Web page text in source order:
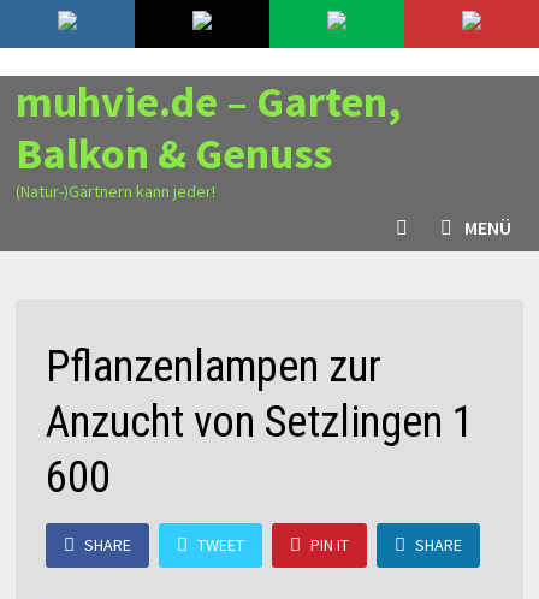
Zurück
zum
Inhalt
10. August 2026
muhvie.de – Garten,
Balkon & Genuss
(Natur-)Gärtnern kann jeder!
MENÜ
Pflanzenlampen zur
Anzucht von Setzlingen 1
600
SHARE TWEET PIN IT SHARE